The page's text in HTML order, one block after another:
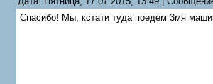
Спасибо! Мы, кстати туда поедем 3мя